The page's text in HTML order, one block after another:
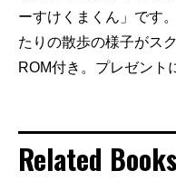
ーすけくまくん」です
たりの散歩の様子がス
ROM付き。プレゼント
Related Books